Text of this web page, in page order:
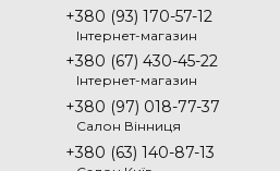
+380 (93) 170-57-12
Інтернет-магазин
+380 (67) 430-45-22
Інтернет-магазин
+380 (97) 018-77-37
Салон Вінниця
+380 (63) 140-87-13